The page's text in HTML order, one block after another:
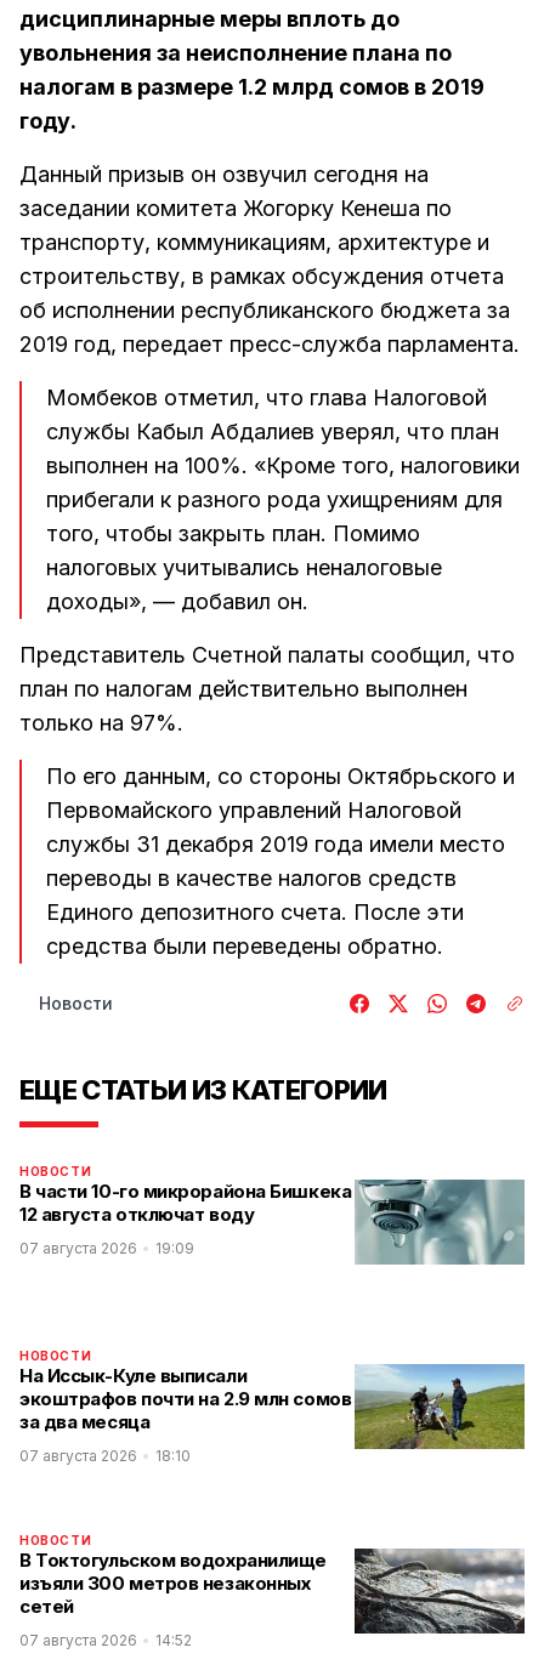
дисциплинарные меры вплоть до
увольнения за неисполнение плана по
налогам в размере 1.2 млрд сомов в 2019
году.
Данный призыв он озвучил сегодня на
заседании комитета Жогорку Кенеша по
транспорту, коммуникациям, архитектуре и
строительству, в рамках обсуждения отчета
об исполнении республиканского бюджета за
2019 год, передает пресс-служба парламента.
Момбеков отметил, что глава Налоговой
службы Кабыл Абдалиев уверял, что план
выполнен на 100%. «Кроме того, налоговики
прибегали к разного рода ухищрениям для
того, чтобы закрыть план. Помимо
налоговых учитывались неналоговые
доходы», — добавил он.
Представитель Счетной палаты сообщил, что
план по налогам действительно выполнен
только на 97%.
По его данным, со стороны Октябрьского и
Первомайского управлений Налоговой
службы 31 декабря 2019 года имели место
переводы в качестве налогов средств
Единого депозитного счета. После эти
средства были переведены обратно.
Новости
ЕЩЕ СТАТЬИ ИЗ КАТЕГОРИИ
НОВОСТИ
В части 10-го микрорайона Бишкека
12 августа отключат воду
07 августа 2026 19:09
НОВОСТИ
На Иссык-Куле выписали
экоштрафов почти на 2.9 млн сомов
за два месяца
07 августа 2026 18:10
НОВОСТИ
В Токтогульском водохранилище
изъяли 300 метров незаконных
сетей
07 августа 2026 14:52